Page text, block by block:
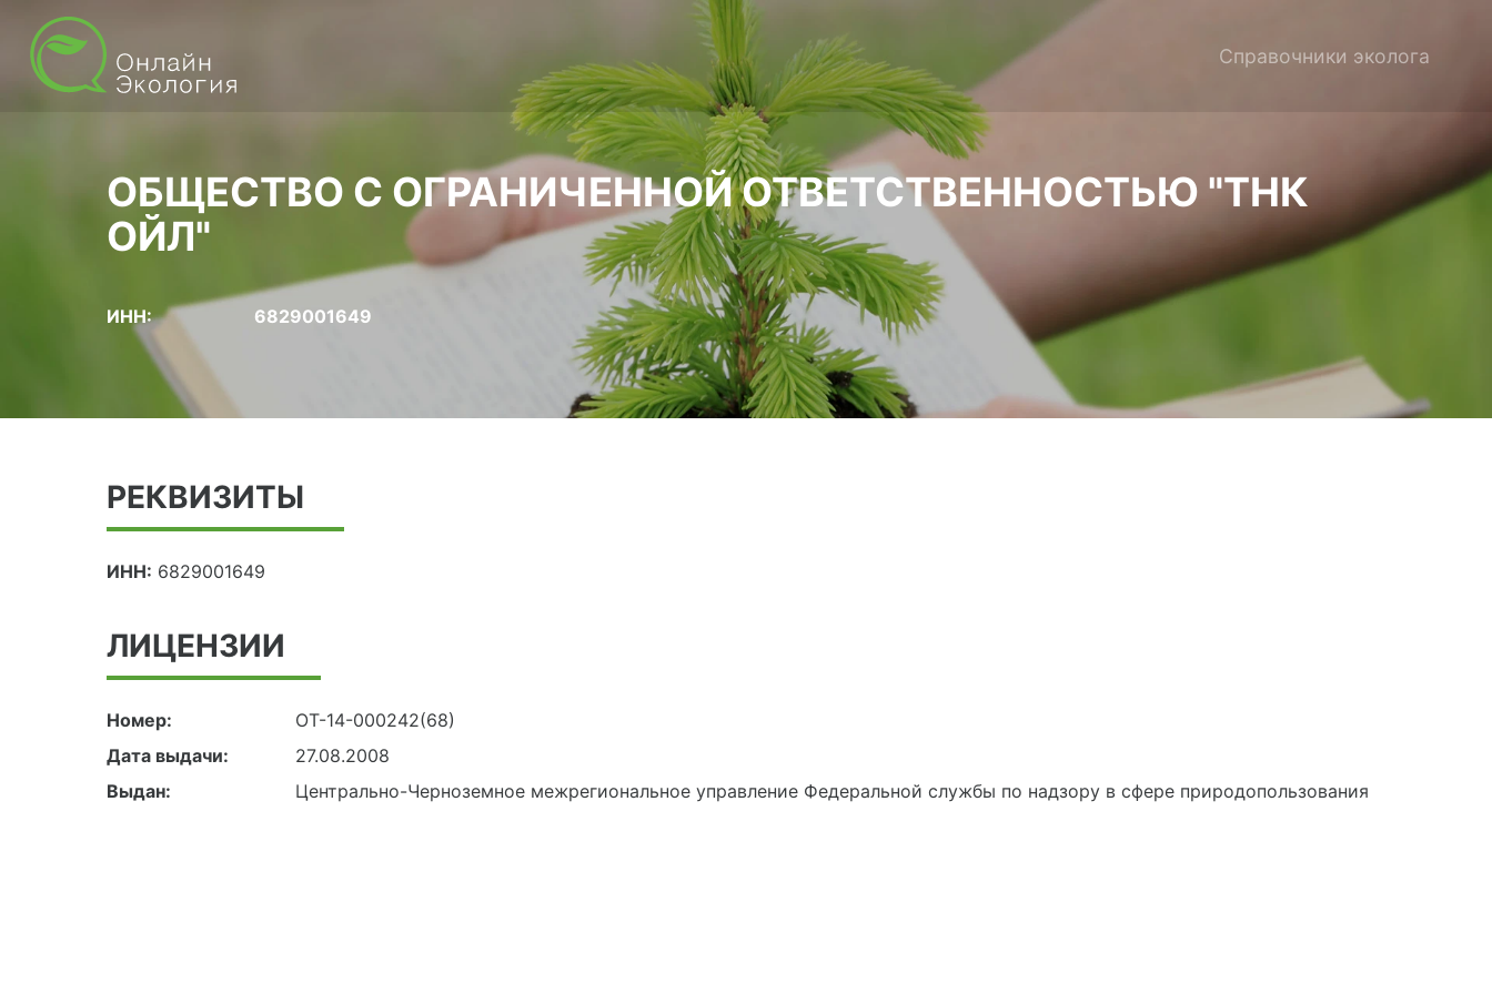
Справочники эколога
ОБЩЕСТВО С ОГРАНИЧЕННОЙ ОТВЕТСТВЕННОСТЬЮ "ТНК
ОЙЛ"
ИНН: 6829001649
РЕКВИЗИТЫ
ИНН: 6829001649
ЛИЦЕНЗИИ
Номер:
ОТ-14-000242(68)
Дата выдачи:
27.08.2008
Выдан:
Центрально-Черноземное межрегиональное управление Федеральной службы по надзору в сфере природопользования